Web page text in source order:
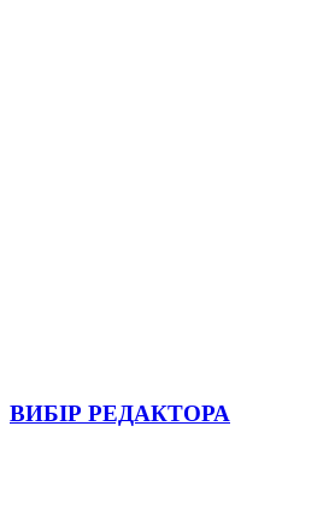
ВИБІР РЕДАКТОРА